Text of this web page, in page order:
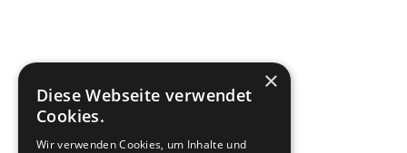
×
Diese Webseite verwendet
Cookies.
Wir verwenden Cookies, um Inhalte und